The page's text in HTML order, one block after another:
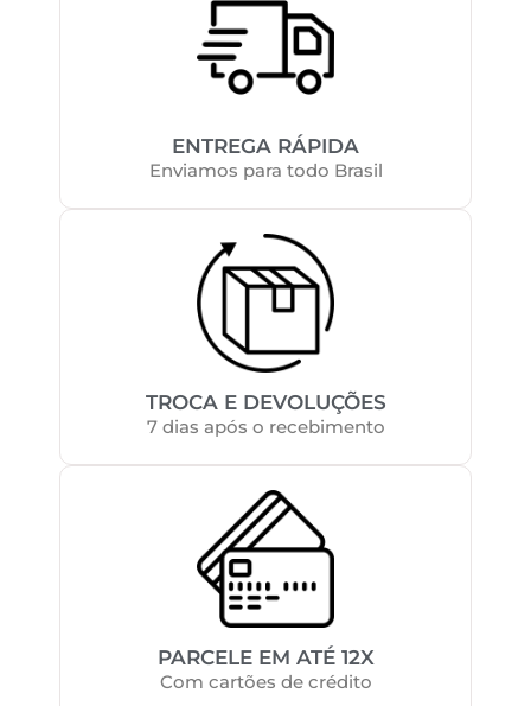
ENTREGA RÁPIDA
Enviamos para todo Brasil
TROCA E DEVOLUÇÕES
7 dias após o recebimento
PARCELE EM ATÉ 12X
Com cartões de crédito